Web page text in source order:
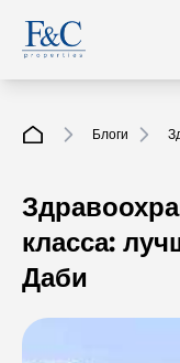
Блоги
класса:
Даби